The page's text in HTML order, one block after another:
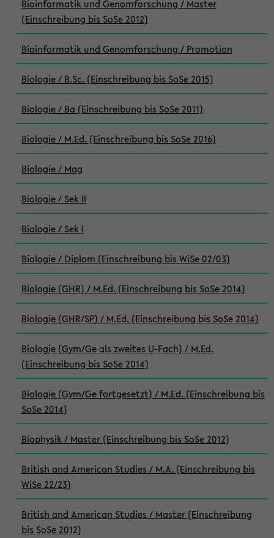
Bioinformatik und Genomforschung / Master
(Einschreibung bis SoSe 2012)
Bioinformatik und Genomforschung / Promotion
Biologie / B.Sc. (Einschreibung bis SoSe 2015)
Biologie / Ba (Einschreibung bis SoSe 2011)
Biologie / M.Ed. (Einschreibung bis SoSe 2016)
Biologie / Mag
Biologie / Sek II
Biologie / Sek I
Biologie / Diplom (Einschreibung bis WiSe 02/03)
Biologie (GHR) / M.Ed. (Einschreibung bis SoSe 2014)
Biologie (GHR/SP) / M.Ed. (Einschreibung bis SoSe 2014)
Biologie (Gym/Ge als zweites U-Fach) / M.Ed.
(Einschreibung bis SoSe 2014)
Biologie (Gym/Ge fortgesetzt) / M.Ed. (Einschreibung bis
SoSe 2014)
Biophysik / Master (Einschreibung bis SoSe 2012)
British and American Studies / M.A. (Einschreibung bis
WiSe 22/23)
British and American Studies / Master (Einschreibung
bis SoSe 2012)